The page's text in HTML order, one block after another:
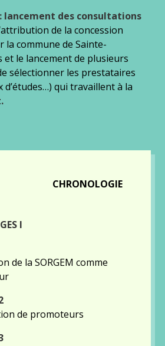
lancement des consultations
de la concession
la commune de Sainte-
et le lancement de plusieurs
sélectionner les prestataires
qui travaillent à la
CHRONOLOGIE
I
de la SORGEM comme
de promoteurs